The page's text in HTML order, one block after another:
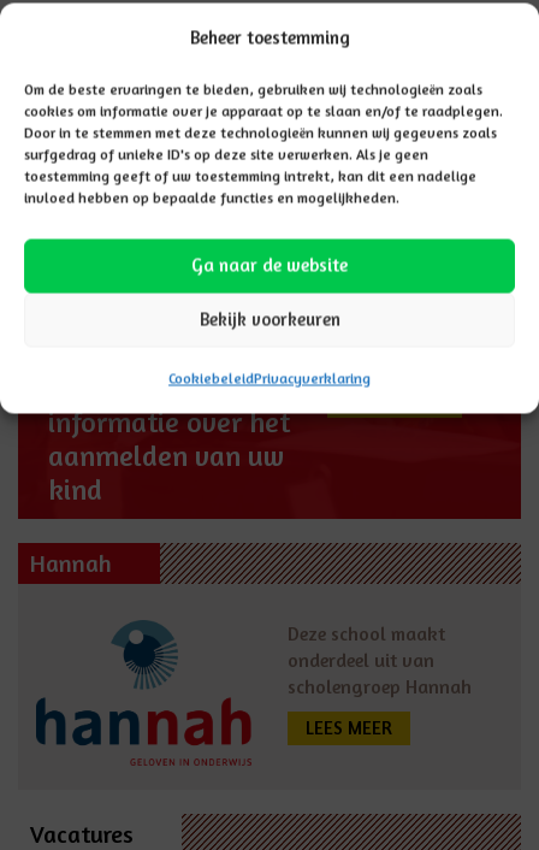
Beheer toestemming
Om de beste ervaringen te bieden, gebruiken wij technologieën zoals
cookies om informatie over je apparaat op te slaan en/of te raadplegen.
Door in te stemmen met deze technologieën kunnen wij gegevens zoals
surfgedrag of unieke ID's op deze site verwerken. Als je geen
toestemming geeft of uw toestemming intrekt, kan dit een nadelige
invloed hebben op bepaalde functies en mogelijkheden.
Ga naar de website
Bekijk voorkeuren
CookiebeleidPrivacyverklaring
GA TERUG NAAR NIEUWSOVERZICHT
Aanmelden
Hier vindt u
informatie over het
aanmelden van uw
kind
Hannah
Deze school maakt
onderdeel uit van
scholengroep Hannah
LEES MEER
Vacatures